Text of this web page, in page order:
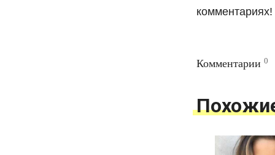
комментариях!
Комментарии 0